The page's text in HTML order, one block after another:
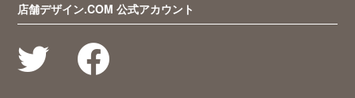
店舗デザイン.COM 公式アカウント